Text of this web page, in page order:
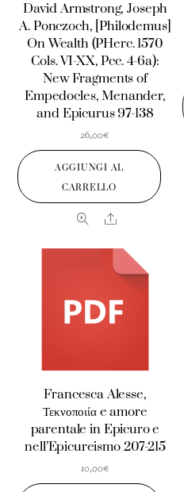
David Armstrong, Joseph
A. Ponczoch, [Philodemus]
On Wealth (PHerc. 1570
Cols. VI-XX, Pcc. 4-6a):
New Fragments of
Empedocles, Menander,
and Epicurus 97-138
26,00€
AGGIUNGI AL
CARRELLO
Share
Francesca Alesse,
Τεκνοποιία e amore
parentale in Epicuro e
nell’Epicureismo 207-215
10,00€